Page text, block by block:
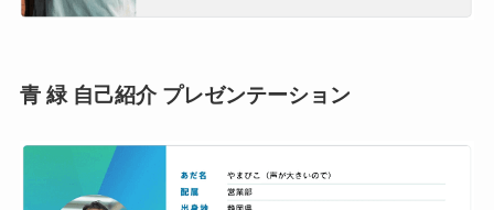
青 緑 自己紹介 プレゼンテーション